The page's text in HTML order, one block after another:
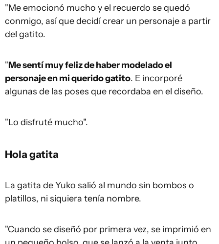
"Me emocionó mucho y el recuerdo se quedó
conmigo, así que decidí crear un personaje a partir
del gatito.
"Me sentí muy feliz de haber modelado el
personaje en mi querido gatito. E incorporé
algunas de las poses que recordaba en el diseño.
"Lo disfruté mucho".
Hola gatita
La gatita de Yuko salió al mundo sin bombos o
platillos, ni siquiera tenía nombre.
"Cuando se diseñó por primera vez, se imprimió en